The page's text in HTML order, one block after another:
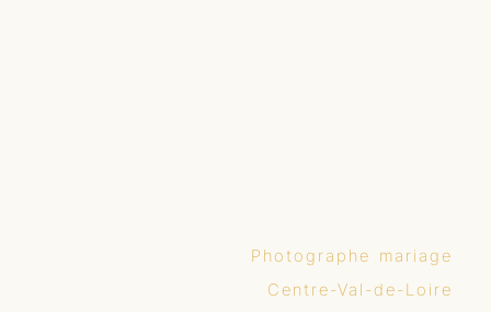
Photographe mariage
Centre-Val-de-Loire